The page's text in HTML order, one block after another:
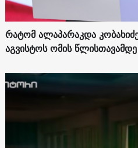
რატომ ალაპარაკდა
აგვისტოს ომის